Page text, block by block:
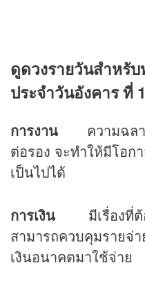
ดูดวงรายวันสำหรั
ประจำวันอังคาร ที่
การงาน ความฉลาด
ต่อรอง จะทำให้มีโอ
เป็นไปได้
การเงิน มีเรื่องที่ต้อ
สามารถควบคุมรายจ่
เงินอนาคตมาใช้จ่าย